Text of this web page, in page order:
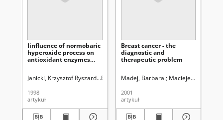
Iinfluence of normobaric
hyperoxide process on
antioxidant enzymes
in the rat ’s liver
Janicki, Krzysztof Ryszard. Bryc, Stanisław (1928- ). Redaktor sekcji
1998
artykuł
Breast cancer - the
diagnostic and
therapeutic problem
Madej, Barbara. Maciejewski,
2001
artykuł